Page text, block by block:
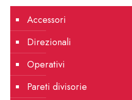
Accessori
Direzionali
Operativi
Pareti divisorie